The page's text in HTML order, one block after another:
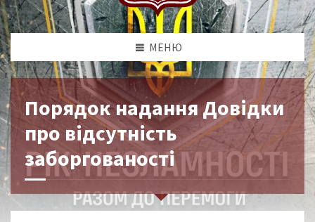
МЕНЮ
Порядок надання Довідки
про відсутність
заборгованості